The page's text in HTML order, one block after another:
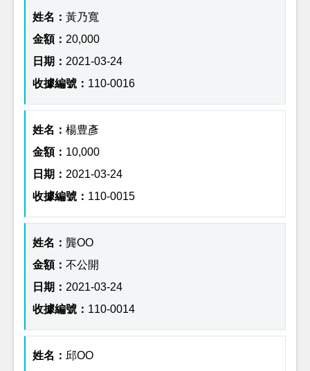
黃乃寬
20,000
2021-03-24
110-0016
楊豊彥
10,000
2021-03-24
110-0015
龔OO
不公開
2021-03-24
110-0014
邱OO